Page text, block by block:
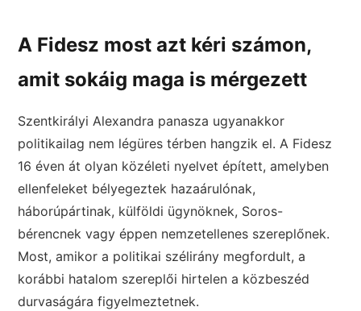
A Fidesz most azt kéri számon,
amit sokáig maga is mérgezett
Szentkirályi Alexandra panasza ugyanakkor
politikailag nem légüres térben hangzik el. A Fidesz
16 éven át olyan közéleti nyelvet épített, amelyben
ellenfeleket bélyegeztek hazaárulónak,
háborúpártinak, külföldi ügynöknek, Soros-
bérencnek vagy éppen nemzetellenes szereplőnek.
Most, amikor a politikai szélirány megfordult, a
korábbi hatalom szereplői hirtelen a közbeszéd
durvaságára figyelmeztetnek.